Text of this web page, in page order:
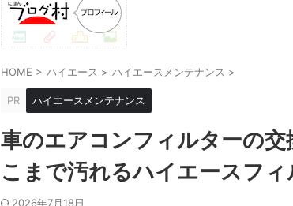
HOME > ハイエース > ハイエースメンテナンス >
PR ハイエースメンテナンス
車のエアコンフィルターの交
こまで汚れるハイエースフィ
2026年7月18日